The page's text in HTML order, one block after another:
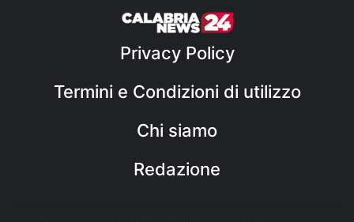
Privacy Policy
Termini e Condizioni di utilizzo
Chi siamo
Redazione